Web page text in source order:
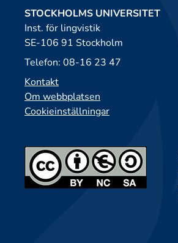
STOCKHOLMS UNIVERSITET
Inst. för lingvistik
SE-106 91 Stockholm
Telefon: 08-16 23 47
Kontakt
Om webbplatsen
Cookieinställningar